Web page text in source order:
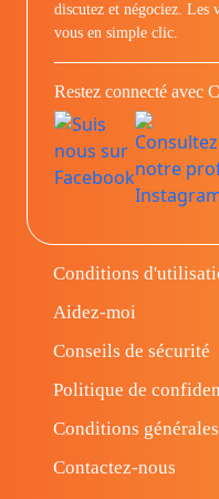
discutez et négociez. Les
vous en simple clic.
Restez connecté avec
Conditions
Aidez-moi
Conseils de sécurité
Politique de
Conditions
Contactez-nous